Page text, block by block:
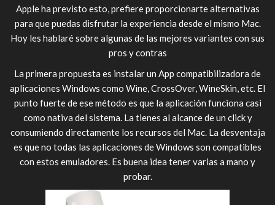
Apple ha previsto esto, prefiere proporcionarte alternativas
para que puedas disfrutar la experiencia desde el mismo Mac.
Hoy les hablaré sobre algunas de las mejores variantes con sus
pros y contras
La primera propuesta es instalar un App compatibilizadora de
aplicaciones Windows como Wine, CrossOver, WineSkin, etc. El
punto fuerte de ese método es que la aplicación funciona casi
como nativa del sistema. La tienes al alcance de un click y
consumiendo directamente los recursos del Mac. La desventaja
es que no todas las aplicaciones de Windows son compatibles
con estos emuladores. Es buena idea tener varias a mano y
probar.